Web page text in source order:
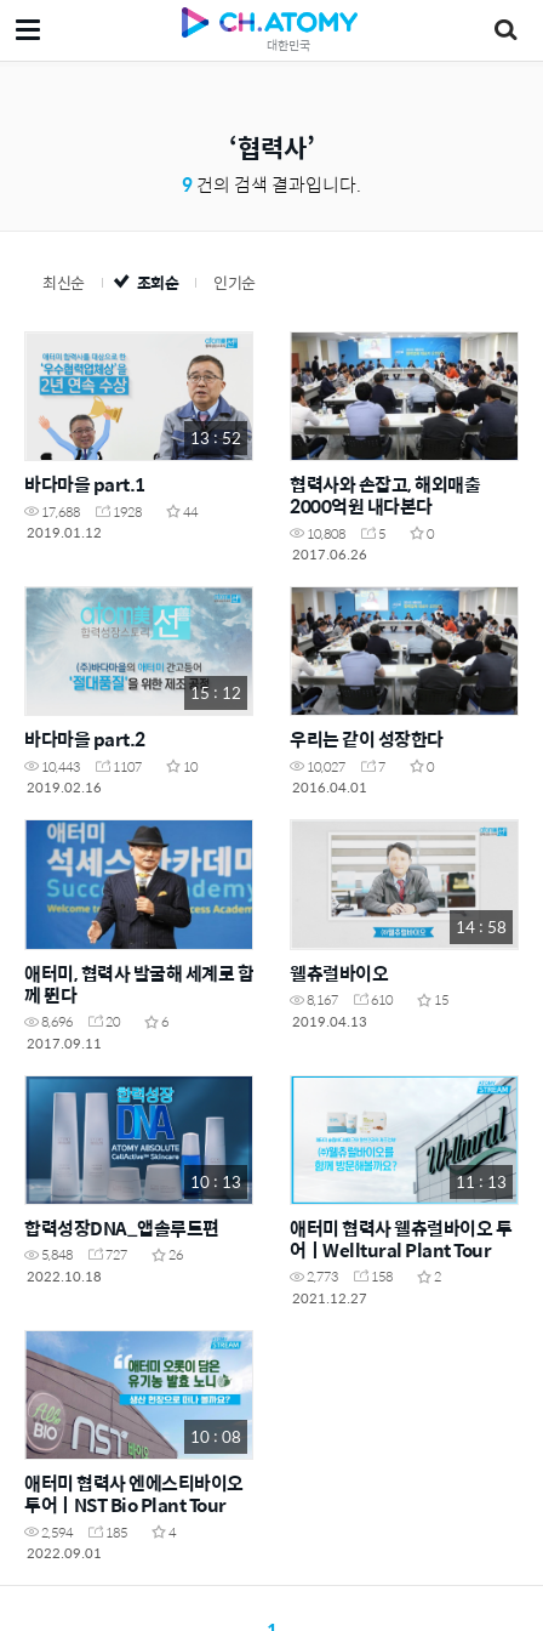
대한민국
협력사
9건의 검색 결과입니다.
최신순 조회순 인기순
13 : 52
바다마을 part.1
17,688 1928
44
2019.01.12
협력사와 손잡고, 해외매출
2000억원 내다본다
10,808 5
0
2017.06.26
15 : 12
바다마을 part.2
10,443 1107
10
2019.02.16
우리는 같이 성장한다
10,027 7
0
2016.04.01
애터미, 협력사 발굴해 세계로 함
께 뛴다
8,696 20
6
2017.09.11
14 : 58
웰츄럴바이오
8,167 610
15
2019.04.13
10 : 13
합력성장DNA_앱솔루트편
5,848 727
26
2022.10.18
11 : 13
애터미 협력사 웰츄럴바이오 투
어ㅣWelltural Plant Tour
2,773 158
2
2021.12.27
10 : 08
애터미 협력사 엔에스티바이오
투어ㅣNST Bio Plant Tour
2,594 185
4
2022.09.01